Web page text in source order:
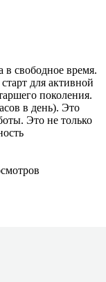
в свободное время.
для активной
поколения.
в день). Это
Это не только